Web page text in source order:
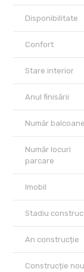
Pentru detalii
vizionări, echipa
Disponibilitate
Confort
Stare interior
Anul finisării
Număr balcoane
Număr locuri
parcare
Imobil
Stadiu
An construcție
Construcție